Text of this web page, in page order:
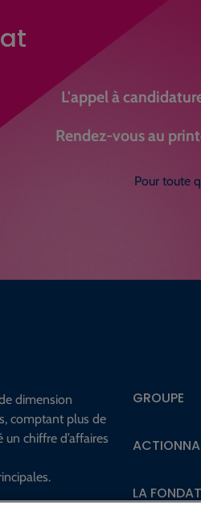
L'appel à
Rendez-vous au
Pour toute
dimension
comptant plus de
chiffre d’affaires
GROUPE
LA